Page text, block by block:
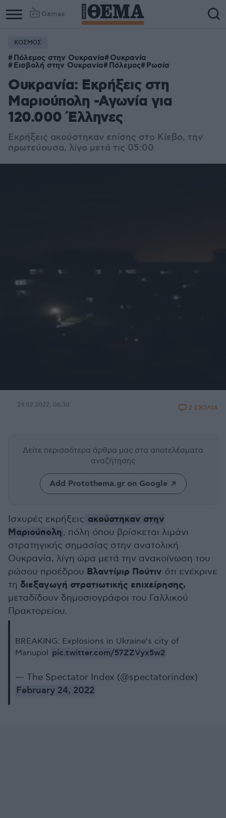
Games
ΚΟΣΜΟΣ
Πόλεμος στην Ουκρανία Ουκρανία
Εισβολή στην Ουκρανία Πόλεμος Ρωσία
Ουκρανία: Εκρήξεις στη
Μαριούπολη -Αγωνία για
120.000 Έλληνες
Εκρήξεις ακούστηκαν επίσης στο Κίεβο, την
πρωτεύουσα, λίγο μετά τις 05:00
24.02.2022, 06:30 2 ΣΧΟΛΙΑ
Δείτε περισσότερα άρθρα μας στα αποτελέσματα
αναζήτησης
Add Protothema.gr on Google
Ισχυρές εκρήξεις ακούστηκαν στην
Μαριούπολη, πόλη όπου βρίσκεται λιμάνι
στρατηγικής σημασίας στην ανατολική
Ουκρανία, λίγη ώρα μετά την ανακοίνωση του
ρώσου προέδρου Βλαντίμιρ Πούτιν ότι ενέκρινε
τη διεξαγωγή στρατιωτικής επιχείρησης,
μεταδίδουν δημοσιογράφοι του Γαλλικού
Πρακτορείου.
BREAKING: Explosions in Ukraine's city of
Mariupol pic.twitter.com/57ZZVyx5w2
— The Spectator Index (@spectatorindex)
February 24, 2022